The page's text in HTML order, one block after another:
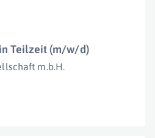
Teilzeit (m/w/d)
m.b.H.